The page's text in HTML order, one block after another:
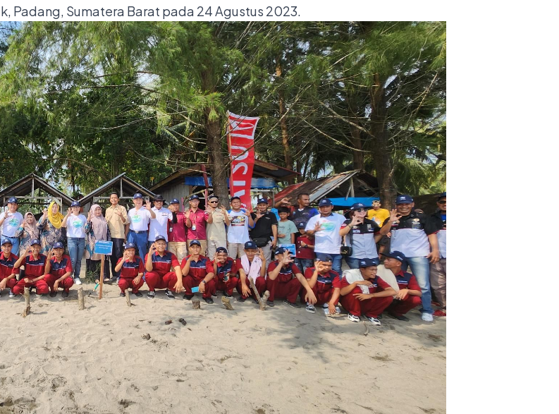
Padang, Sumatera Barat pada 24 Agustus 2023.